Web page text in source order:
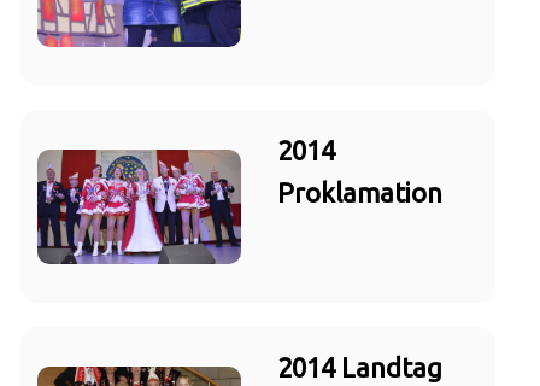
2014
Proklamation
2014 Landtag